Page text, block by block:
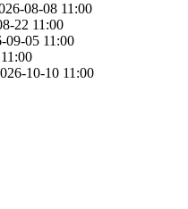
08-08 11:00
22 11:00
09-05 11:00
10-10 11:00